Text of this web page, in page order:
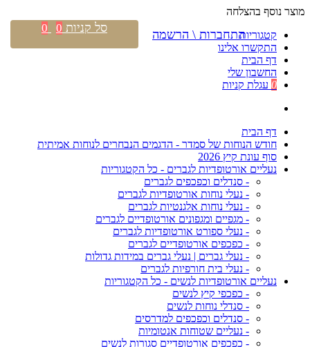
מוצר נוסף בהצלחה
קטגוריות
התקשרו אלינו
דף הבית
החשבון שלי
0 עגלת קניות
דף הבית
חודש הנוחות של סמדר - הדגמים הנבחרים לנוחות אמיתית
סוף עונת קיץ 2026
נעליים אורטופדיות לגברים - כל הקטגוריות
- סנדלים וכפכפים לגברים
- נעלי נוחות אורטופדיות לגברים
- נעלי נוחות אלגנטיות לגברים
- מגפיים ומגפונים אורטופדיים לגברים
- נעלי ספורט אורטופדיות לגברים
- כפכפים אורטופדיים לגברים
- נעלי גברים | נעלי גברים במידות גדולות
- נעלי בית חורפיות לגברים
נעליים אורטופדיות לנשים - כל הקטגוריות
- כפכפי קיץ לנשים
- סנדלי נוחות לנשים
- סנדלים וכפכפים למדרסים
- נעליים שטוחות אנטומיות
- כפכפים אורטופדיים סגורות לנשים
התחברות \ הרשמה סל קניות 0
0